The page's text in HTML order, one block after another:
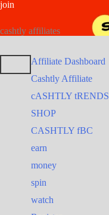
Skip
join
cashtly affiliates
Affiliate Dashboard
Cashtly Affiliate
cASHTLY tRENDS
SHOP
CASHTLY fBC
earn
money
spin
watch
Search
for:
Post
navigation